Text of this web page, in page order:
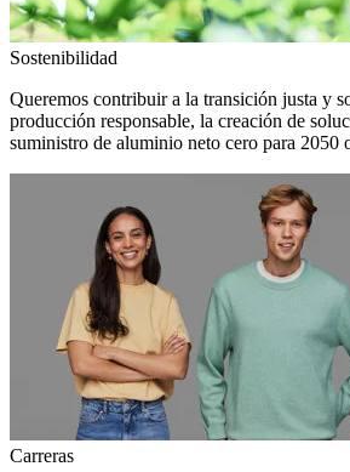
Sostenibilidad
Queremos contribuir a la transición justa y
producción responsable, la creación de
suministro de aluminio neto cero para 2050
Carreras